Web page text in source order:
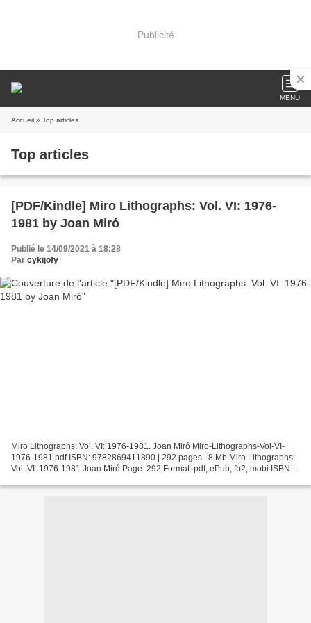
Publicité
MENU
Accueil » Top articles
Top articles
[PDF/Kindle] Miro Lithographs: Vol. VI: 1976-
1981 by Joan Miró
Publié le 14/09/2021 à 18:28
Par cykijofy
Miro Lithographs: Vol. VI: 1976-1981. Joan Miró Miro-Lithographs-Vol-VI-
1976-1981.pdf ISBN: 9782869411890 | 292 pages | 8 Mb Miro Lithographs:
Vol. VI: 1976-1981 Joan Miró Page: 292 Format: pdf, ePub, fb2, mobi ISBN: